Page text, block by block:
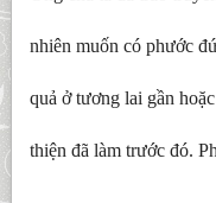
nhiên muốn có phước
quả ở tương lai gần
thiện đã làm trước đó.